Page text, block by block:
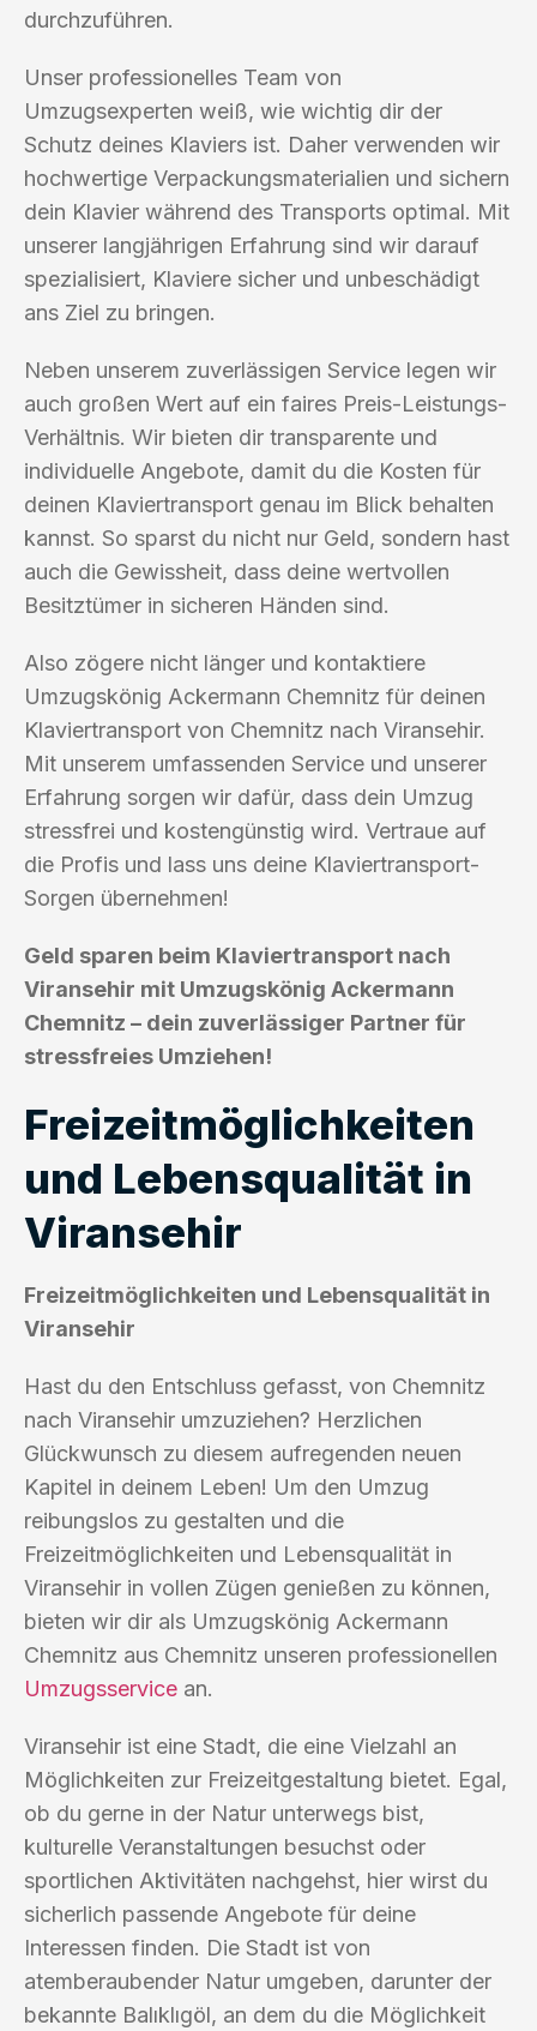
durchzuführen.
Unser professionelles Team von
Umzugsexperten weiß, wie wichtig dir der
Schutz deines Klaviers ist. Daher verwenden wir
hochwertige Verpackungsmaterialien und sichern
dein Klavier während des Transports optimal. Mit
unserer langjährigen Erfahrung sind wir darauf
spezialisiert, Klaviere sicher und unbeschädigt
ans Ziel zu bringen.
Neben unserem zuverlässigen Service legen wir
auch großen Wert auf ein faires Preis-Leistungs-
Verhältnis. Wir bieten dir transparente und
individuelle Angebote, damit du die Kosten für
deinen Klaviertransport genau im Blick behalten
kannst. So sparst du nicht nur Geld, sondern hast
auch die Gewissheit, dass deine wertvollen
Besitztümer in sicheren Händen sind.
Also zögere nicht länger und kontaktiere
Umzugskönig Ackermann Chemnitz für deinen
Klaviertransport von Chemnitz nach Viransehir.
Mit unserem umfassenden Service und unserer
Erfahrung sorgen wir dafür, dass dein Umzug
stressfrei und kostengünstig wird. Vertraue auf
die Profis und lass uns deine Klaviertransport-
Sorgen übernehmen!
Geld sparen beim Klaviertransport nach
Viransehir mit Umzugskönig Ackermann
Chemnitz – dein zuverlässiger Partner für
stressfreies Umziehen!
Freizeitmöglichkeiten
und Lebensqualität in
Viransehir
Freizeitmöglichkeiten und Lebensqualität in
Viransehir
Hast du den Entschluss gefasst, von Chemnitz
nach Viransehir umzuziehen? Herzlichen
Glückwunsch zu diesem aufregenden neuen
Kapitel in deinem Leben! Um den Umzug
reibungslos zu gestalten und die
Freizeitmöglichkeiten und Lebensqualität in
Viransehir in vollen Zügen genießen zu können,
bieten wir dir als Umzugskönig Ackermann
Chemnitz aus Chemnitz unseren professionellen
Umzugsservice an.
Viransehir ist eine Stadt, die eine Vielzahl an
Möglichkeiten zur Freizeitgestaltung bietet. Egal,
ob du gerne in der Natur unterwegs bist,
kulturelle Veranstaltungen besuchst oder
sportlichen Aktivitäten nachgehst, hier wirst du
sicherlich passende Angebote für deine
Interessen finden. Die Stadt ist von
atemberaubender Natur umgeben, darunter der
bekannte Balıklıgöl, an dem du die Möglichkeit